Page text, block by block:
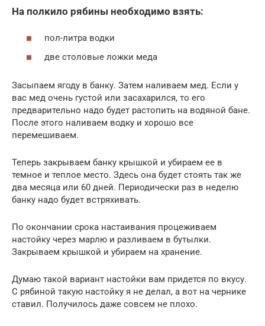
На полкило рябины необходимо взять:
пол-литра водки
две столовые ложки меда
Засыпаем ягоду в банку. Затем наливаем мед. Если у
вас мед очень густой или засахарился, то его
предварительно надо будет растопить на водяной бане.
После этого наливаем водку и хорошо все
перемешиваем.
Теперь закрываем банку крышкой и убираем ее в
темное и теплое место. Здесь она будет стоять так же
два месяца или 60 дней. Периодически раз в неделю
банку надо будет встряхивать.
По окончании срока настаивания процеживаем
настойку через марлю и разливаем в бутылки.
Закрываем крышкой и убираем на хранение.
Думаю такой вариант настойки вам придется по вкусу.
С рябиной такую настойку я не делал, а вот на чернике
ставил. Получилось даже совсем не плохо.